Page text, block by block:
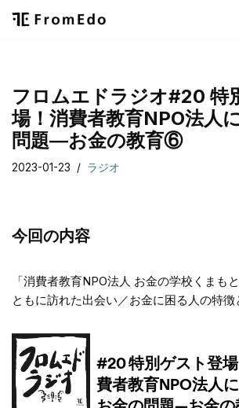
ン
ツ
へ
キ
フロムエドラジオ#20 特
場！消費者教育NPO法人
問題―お金の教育⑥
2023-01-23 ラジオ
今回の内容
「消費者教育NPO法人 お金の学校くまも
ともに訪れた出会い／お金に困る人の特徴